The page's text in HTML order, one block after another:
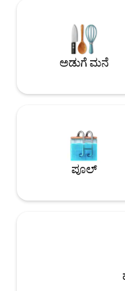
ಅನುಕೂಲತೆಯನ್ನು ನೀವು
ಗ್ಯಾರೇಜ್ ಪಾರ್ಕಿಂಗ್
ನಿಮ್ಮ ಕಾರಿಗೆ ಸ್ಥಳದ
ಅಡುಗೆ ಮನೆ
ಪೂಲ್